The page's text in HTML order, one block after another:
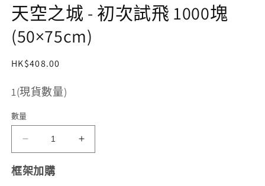
中
啟
多
媒
案
天空之城 - 初次試飛 1000塊
(50×75cm)
定
HK$408.00
存
貨
單
(SKU):
1(現貨數量)
數量
空
之
框架加購